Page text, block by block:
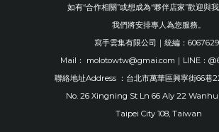
如有“合作相關”或想成為“夥伴店家”歡迎與
我們將安排專人為您服務。
寫手雲集有限公司｜統編：
Mail： molotowtw@gmai.com｜LINE：
聯絡地址Address ：台北市萬華區興寧街66巷
No. 26 Xingning St Ln 66 Aly 22
Taipei City 108, Taiwan